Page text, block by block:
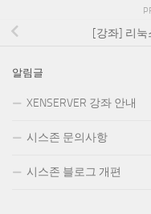
[강좌] 리눅
알림글
XENSERVER 강좌 안내
시스존 문의사항
시스존 블로그 개편